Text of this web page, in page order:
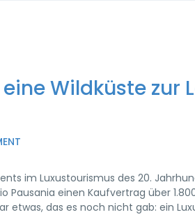
Wildküste zur
im Luxustourismus des 20.
Pausania einen Kaufvertrag über
etwas, das es noch nicht gab: ein